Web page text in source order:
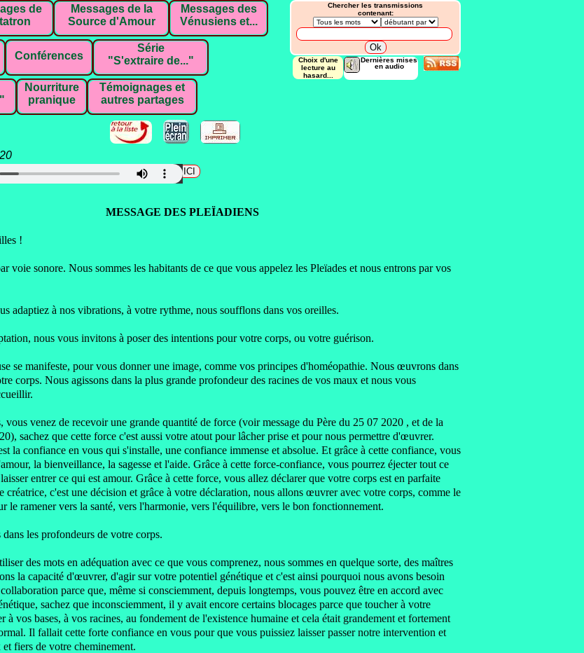
Chercher les transmissions
contenant:
Choix d'une
lecture au
hasard...
Dernières mises
en audio
de
Messages de la
Source d'Amour
Messages des
Vénusiens et...
Conférences
Série
"S'extraire de..."
Nourriture
pranique
Témoignages et
autres partages
audio en format mp3 cliquez
MESSAGE DES PLEÏADIENS
!
voie sonore. Nous sommes les habitants de ce que vous appelez les Pleïades et nous entrons par vos
adaptiez à nos vibrations, à votre rythme, nous soufflons dans vos oreilles.
nous vous invitons à poser des intentions pour votre corps, ou votre guérison.
se manifeste, pour vous donner une image, comme vos principes d'homéopathie. Nous œuvrons dans
corps. Nous agissons dans la plus grande profondeurdes racines de vos maux et nous vous
vous venez de recevoir une grande quantité de force (voir message du Père du 25 07 2020 , et de la
sachez que cette force c'est aussi votre atout pour lâcher prise et pour nous permettre d'œuvrer.
la confiance en vous qui s'installe, une confiance immense et absolue. Et grâce à cette confiance, vous
la bienveillance, la sagesse et l'aide. Grâce à cette force-confiance, vous pourrez éjecter tout ce
entrer ce qui est amour. Grâce à cette force, vous allez déclarerque votre corps est en parfaite
créatrice, c'est une décision et grâce à votre déclaration, nous allons œuvreravec votre corps, comme le
le ramener vers la santé, vers l'harmonie, vers l'équilibre, vers le bon fonctionnement.
les profondeurs de votre corps.
des mots en adéquation avec ce que vous comprenez, nous sommes en quelque sorte, des maîtres
la capacité d'œuvrer, d'agir sur votre potentiel génétique et c'est ainsi pourquoi nous avons besoin
parce que, même si consciemment, depuis longtemps, vous pouvez être en accord avec
sachez que inconsciemment, il y avait encore certains blocages parce que toucher à votre
à vos bases, à vos racines, au fondement de l'existence humaine et cela était grandement et fortement
Il fallait cette forte confiance en vous pour que vous puissiez laisser passernotre intervention et
fiers de votre cheminement.